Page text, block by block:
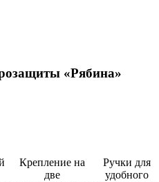
«Рябина»
Крепление на
две
Ручки для
удобного